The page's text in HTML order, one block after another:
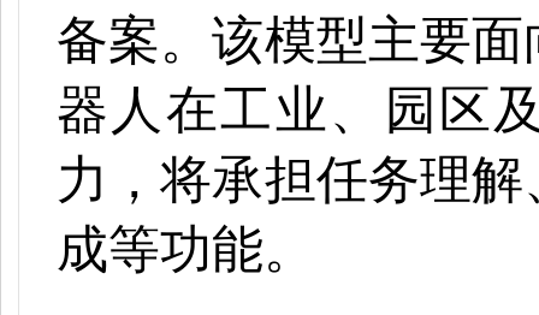
备案。该模型主要
器人在工业、园区
力，将承担任务理
成等功能。